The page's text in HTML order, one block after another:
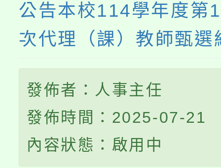
系所師生報名參加。
公告本校114學年度第
次代理（課）教師甄選
發佈者：人事主任
發佈時間：2025-07-21
內容狀態：啟用中